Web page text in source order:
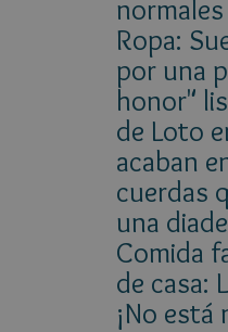
Ropa:
por una
honor"
de Loto
acaban
cuerdas
una
Comida
de casa:
¡No